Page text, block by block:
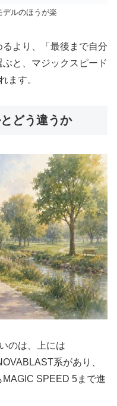
デルのほうが楽
より、「最後まで自分
と、マジックスピード
ます。
どう違うか
のは、上には
系があり、
SPEED 5まで進